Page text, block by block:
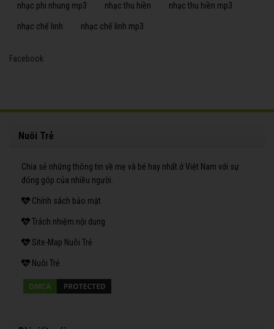
nhạc phi nhung mp3 nhạc thu hiền nhạc thu hiền mp3
nhạc chế linh nhạc chế linh mp3
Facebook
Nuôi Trẻ
Chia sẻ những thông tin về mẹ và bé hay nhất ở Việt Nam với sự
đóng góp của nhiều người.
Chính sách bảo mật
Trách nhiệm nội dung
Site-Map Nuôi Trẻ
Nuôi Trẻ